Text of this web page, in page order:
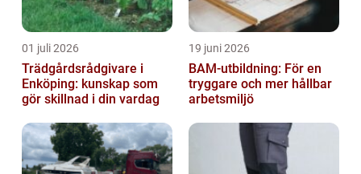
01 juli 2026
Trädgårdsrådgivare i
Enköping: kunskap som
gör skillnad i din vardag
19 juni 2026
BAM-utbildning: För en
tryggare och mer hållbar
arbetsmiljö